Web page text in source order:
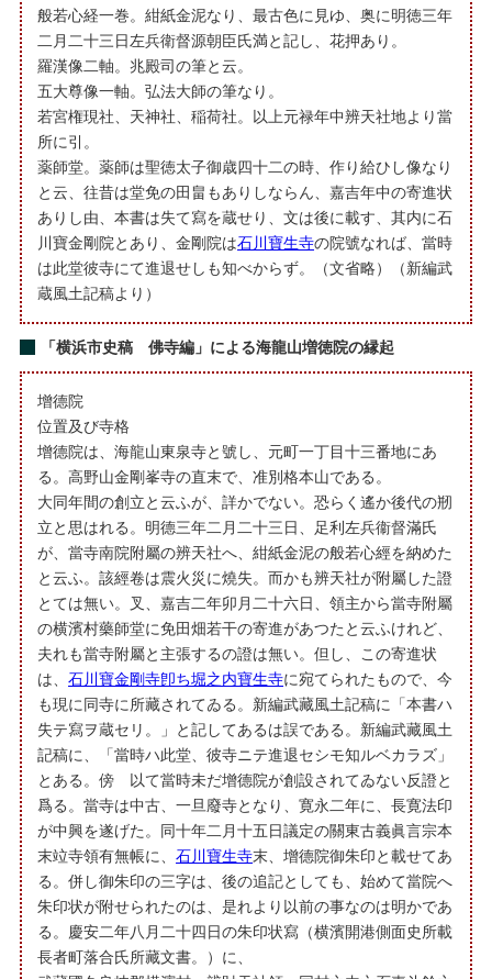
般若心経一巻。紺紙金泥なり、最古色に見ゆ、奥に明徳三年
二月二十三日左兵衛督源朝臣氏満と記し、花押あり。
羅漢像二軸。兆殿司の筆と云。
五大尊像一軸。弘法大師の筆なり。
若宮権現社、天神社、稲荷社。以上元禄年中辨天社地より當
所に引。
薬師堂。薬師は聖徳太子御歳四十二の時、作り給ひし像なり
と云、往昔は堂免の田畠もありしならん、嘉吉年中の寄進状
ありし由、本書は失て寫を蔵せり、文は後に載す、其内に石
川寶金剛院とあり、金剛院は石川寶生寺の院號なれば、當時
は此堂彼寺にて進退せしも知べからず。（文省略）（新編武
蔵風土記稿より）
「横浜市史稿 佛寺編」による海龍山増徳院の縁起
增德院
位置及び寺格
增德院は、海龍山東泉寺と號し、元町一丁目十三番地にあ
る。高野山金剛峯寺の直末で、准別格本山である。
大同年間の創立と云ふが、詳かでない。恐らく遙か後代の剏
立と思はれる。明德三年二月二十三日、足利左兵衞督滿氏
が、當寺南院附屬の辨天社へ、紺紙金泥の般若心經を納めた
と云ふ。該經卷は震火災に燒失。而かも辨天社が附屬した證
とては無い。叉、嘉吉二年卯月二十六日、領主から當寺附屬
の横濱村藥師堂に免田畑若干の寄進があつたと云ふけれど、
夫れも當寺附屬と主張するの證は無い。但し、この寄進状
は、石川寶金剛寺卽ち堀之内寶生寺に宛てられたもので、今
も現に同寺に所藏されてゐる。新編武藏風土記稿に「本書ハ
失テ寫ヲ蔵セリ。」と記してあるは誤である。新編武藏風土
記稿に、「當時ハ此堂、彼寺ニテ進退セシモ知ルベカラズ」
とある。傍ゞ以て當時未だ增德院が創設されてゐない反證と
爲る。當寺は中古、一旦廢寺となり、寛永二年に、長寛法印
が中興を遂げた。同十年二月十五日議定の關東古義眞言宗本
末竝寺領有無帳に、石川寶生寺末、增德院御朱印と載せてあ
る。併し御朱印の三字は、後の追記としても、始めて當院へ
朱印状が附せられたのは、是れより以前の事なのは明かであ
る。慶安二年八月二十四日の朱印状寫（横濱開港側面史所載
長者町落合氏所藏文書。）に、